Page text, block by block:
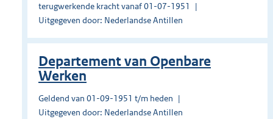
terugwerkende kracht vanaf 01-07-1951
Uitgegeven door: Nederlandse Antillen
Departement van Openbare
Werken
Geldend van 01-09-1951 t/m heden
Uitgegeven door: Nederlandse Antillen